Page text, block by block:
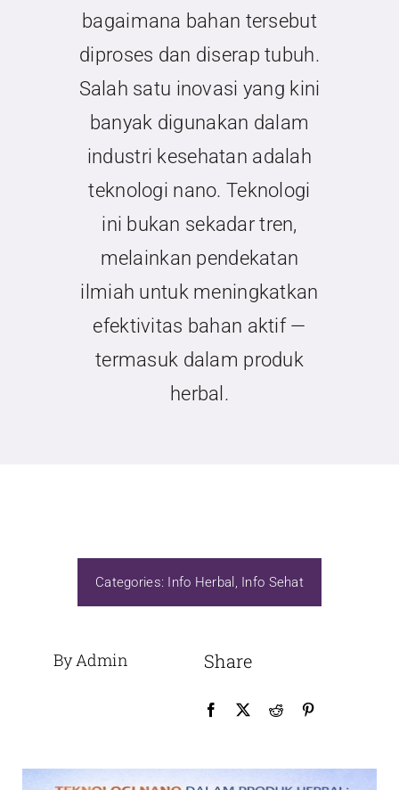
bagaimana bahan tersebut
diproses dan diserap tubuh.
Salah satu inovasi yang kini
banyak digunakan dalam
industri kesehatan adalah
teknologi nano. Teknologi
ini bukan sekadar tren,
melainkan pendekatan
ilmiah untuk meningkatkan
efektivitas bahan aktif —
termasuk dalam produk
herbal.
Categories: Info Herbal , Info Sehat
By Admin Share